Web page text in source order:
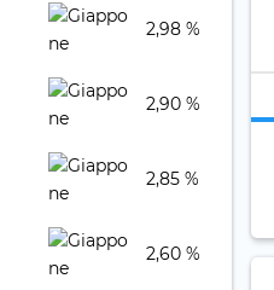
2,98 %
2,90 %
2,85 %
2,60 %